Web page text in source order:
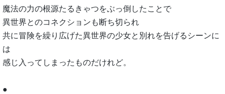
魔法の力の根源たるきゃつをぶっ倒したことで
異世界とのコネクションも断ち切られ
共に冒険を繰り広げた異世界の少女と別れを告げるシーンに
は
感じ入ってしまったものだけれど。
●